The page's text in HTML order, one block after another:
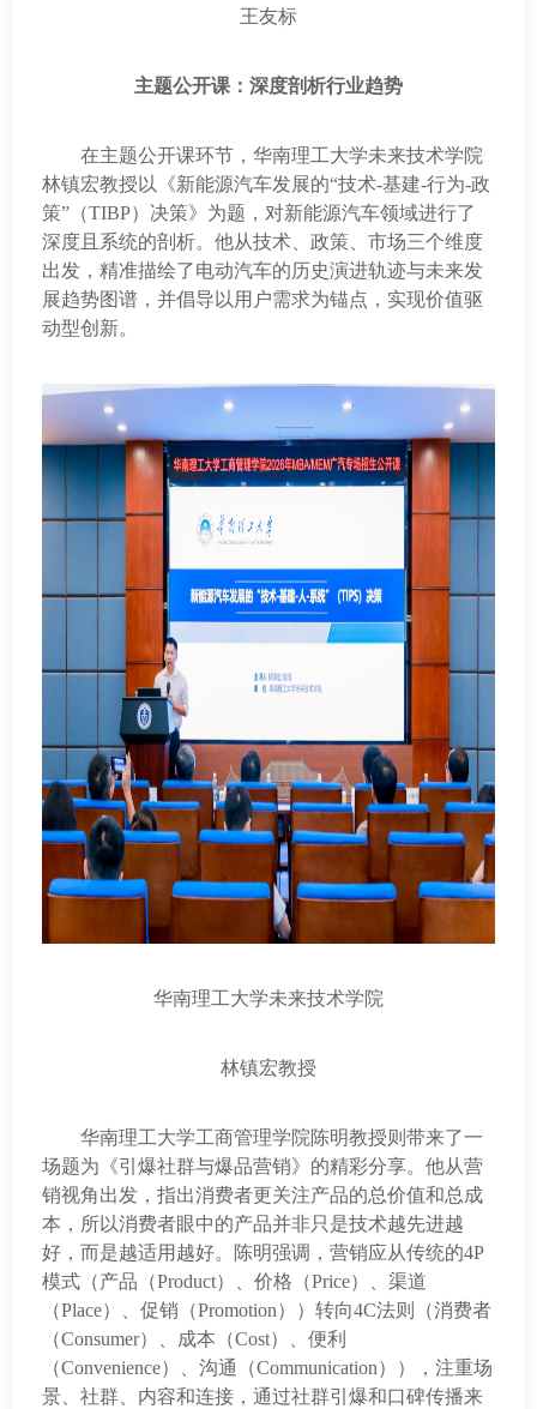
王友标
主题公开课：深度剖析行业趋势
在主题公开课环节，华南理工大学未来技术学院
林镇宏教授以《新能源汽车发展的“技术-基建-行为-政
策”（TIBP）决策》为题，对新能源汽车领域进行了
深度且系统的剖析。他从技术、政策、市场三个维度
出发，精准描绘了电动汽车的历史演进轨迹与未来发
展趋势图谱，并倡导以用户需求为锚点，实现价值驱
动型创新。
华南理工大学未来技术学院
林镇宏教授
华南理工大学工商管理学院陈明教授则带来了一
场题为《引爆社群与爆品营销》的精彩分享。他从营
销视角出发，指出消费者更关注产品的总价值和总成
本，所以消费者眼中的产品并非只是技术越先进越
好，而是越适用越好。陈明强调，营销应从传统的4P
模式（产品（Product）、价格（Price）、渠道
（Place）、促销（Promotion））转向4C法则（消费者
（Consumer）、成本（Cost）、便利
（Convenience）、沟通（Communication）），注重场
景、社群、内容和连接，通过社群引爆和口碑传播来